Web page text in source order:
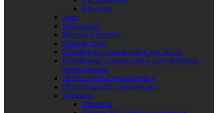
Шпатели
Клея
Кронштейн
Метизы и крепеж
Обводы труб
Платформа установочная для люстр
Платформы установочные для точечных
светильников
Протекторные термокольца
Протекторный термоквадрат
Профиль
Профиль